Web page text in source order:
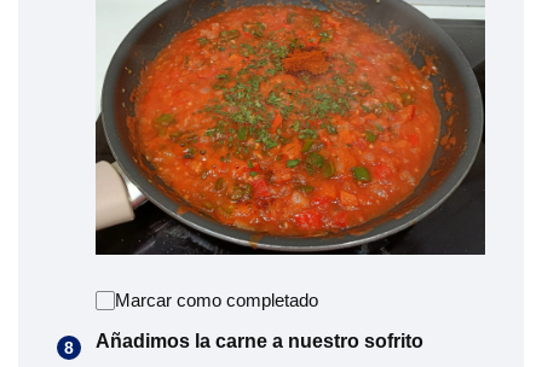
Marcar como completado
Añadimos la carne a nuestro sofrito